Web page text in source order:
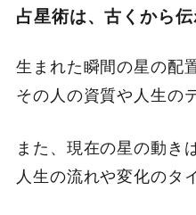
占星術は、古くから伝
生まれた瞬間の星の配
その人の資質や人生の
また、現在の星の動き
人生の流れや変化のタ